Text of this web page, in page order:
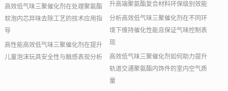
高效低气味三聚催化剂在处理聚氨酯
软泡内芯异味去除工艺的技术应用指
导
高性能高效低气味三聚催化剂在提升
儿童泡沫玩具安全性与触感表现分析
升高端聚氨酯复合材料环保级别效能
分析高效低气味三聚催化剂在不同环
境下维持催化性能且保证气味控制表
现
高效低气味三聚催化剂如何助力提升
轨道交通聚氨酯内饰件的室内空气质
量